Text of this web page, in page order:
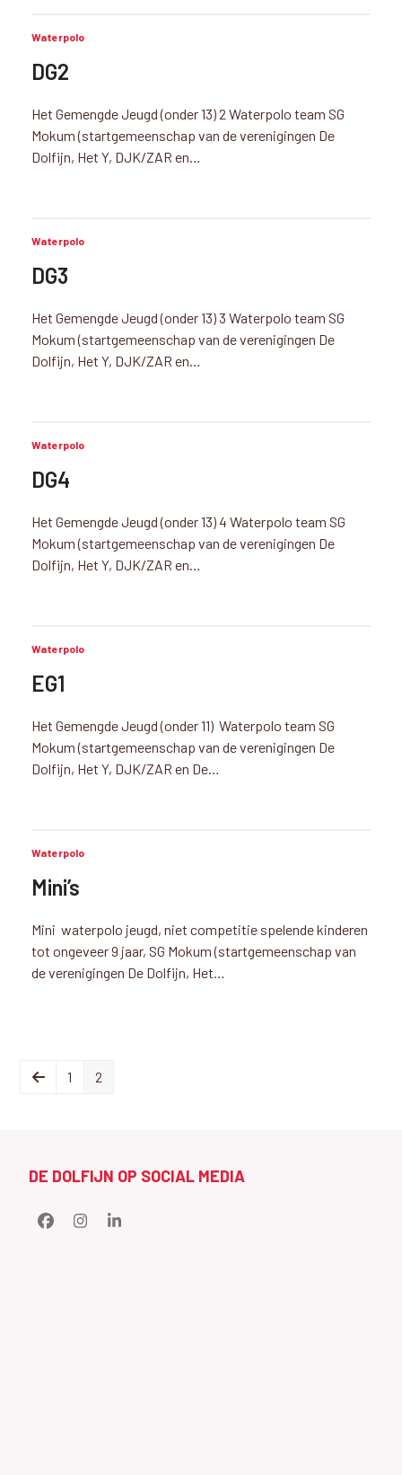
Waterpolo
DG2
Het Gemengde Jeugd (onder 13) 2 Waterpolo team SG
Mokum (startgemeenschap van de verenigingen De
Dolfijn, Het Y, DJK/ZAR en…
Waterpolo
DG3
Het Gemengde Jeugd (onder 13) 3 Waterpolo team SG
Mokum (startgemeenschap van de verenigingen De
Dolfijn, Het Y, DJK/ZAR en…
Waterpolo
DG4
Het Gemengde Jeugd (onder 13) 4 Waterpolo team SG
Mokum (startgemeenschap van de verenigingen De
Dolfijn, Het Y, DJK/ZAR en…
Waterpolo
EG1
Het Gemengde Jeugd (onder 11) Waterpolo team SG
Mokum (startgemeenschap van de verenigingen De
Dolfijn, Het Y, DJK/ZAR en De…
Waterpolo
Mini’s
Mini waterpolo jeugd, niet competitie spelende kinderen
tot ongeveer 9 jaar, SG Mokum (startgemeenschap van
de verenigingen De Dolfijn, Het…
Previous
Page
1 Page
2
DE DOLFIJN OP SOCIAL MEDIA
FacebookInstagramLinkedIn